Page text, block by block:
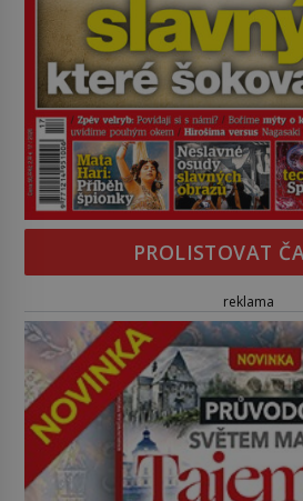
PROLISTOVAT
reklama